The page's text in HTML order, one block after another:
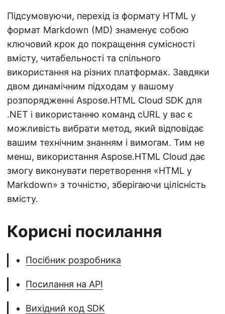
Підсумовуючи, перехід із формату HTML у
формат Markdown (MD) знаменує собою
ключовий крок до покращення сумісності
вмісту, читабельності та спільного
використання на різних платформах. Завдяки
двом динамічним підходам у вашому
розпорядженні Aspose.HTML Cloud SDK для
.NET і використанню команд cURL у вас є
можливість вибрати метод, який відповідає
вашим технічним знанням і вимогам. Тим не
менш, використання Aspose.HTML Cloud дає
змогу виконувати перетворення «HTML у
Markdown» з точністю, зберігаючи цілісність
вмісту.
Корисні посилання
Посібник розробника
Посилання на API
Вихідний код SDK